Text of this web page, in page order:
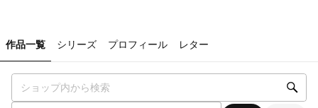
作品一覧 シリーズ プロフィール レター